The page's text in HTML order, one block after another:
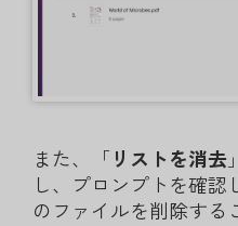
また、「 リストを消去
し、プロンプトを確認
のファイルを削除する